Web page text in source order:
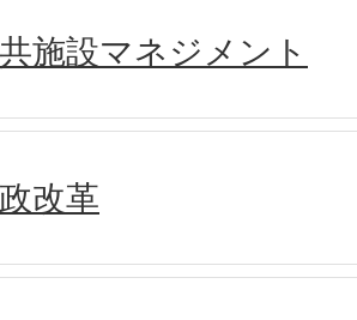
施設マネジメント
改革